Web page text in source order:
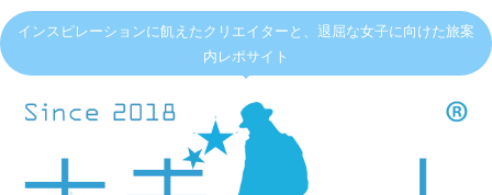
インスピレーションに飢えたクリエイターと、退屈な女子に向けた旅案
内レポサイト